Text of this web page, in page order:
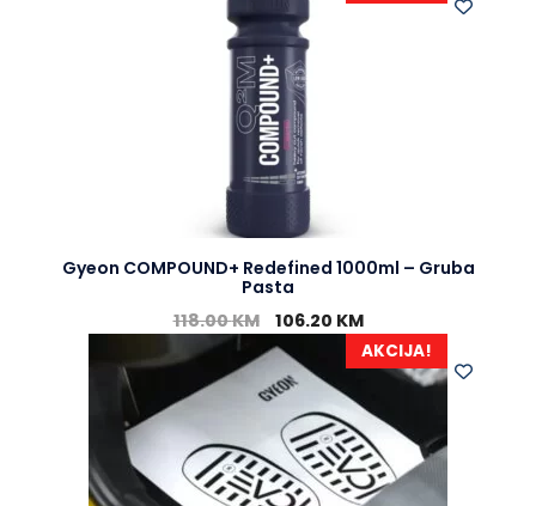
Gyeon COMPOUND+ Redefined 1000ml – Gruba
Pasta
118.00KM 106.20 KM
AKCIJA!